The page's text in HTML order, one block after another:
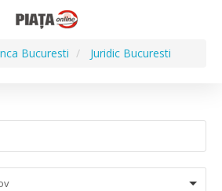
Bucuresti Juridic Bucuresti